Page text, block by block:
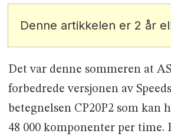
Denne artikkelen er 2 år
Det var denne sommeren at
forbedrede versjonen av
betegnelsen CP20P2 som kan
48 000 komponenter per time.